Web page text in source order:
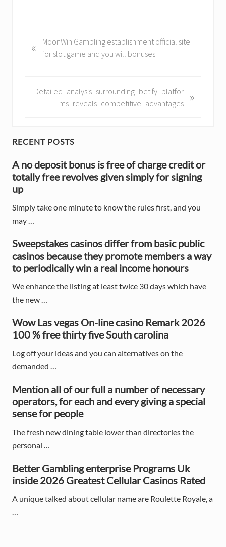
r
P
s
t
«
MoonWin Gambling establishment official site
for slot game and you will bonuses
N
P
s
t
Detailed_analysis_surrounding_betify_platfor
ms_reveals_competitive_advantages
»
P
r
i
m
a
r
y
S
i
d
e
b
a
r
RECENT POSTS
A no deposit bonus is free of charge credit or
totally free revolves given simply for signing
up
Simply take one minute to know the rules first, and you
may …
Sweepstakes casinos differ from basic public
casinos because they promote members a way
to periodically win a real income honours
We enhance the listing at least twice 30 days which have
the new …
Wow Las vegas On-line casino Remark 2026
100 % free thirty five South carolina
Log off your ideas and you can alternatives on the
demanded …
Mention all of our full a number of necessary
operators, for each and every giving a special
sense for people
The fresh new dining table lower than directories the
personal …
Better Gambling enterprise Programs Uk
inside 2026 Greatest Cellular Casinos Rated
A unique talked about cellular name are Roulette Royale, a
…